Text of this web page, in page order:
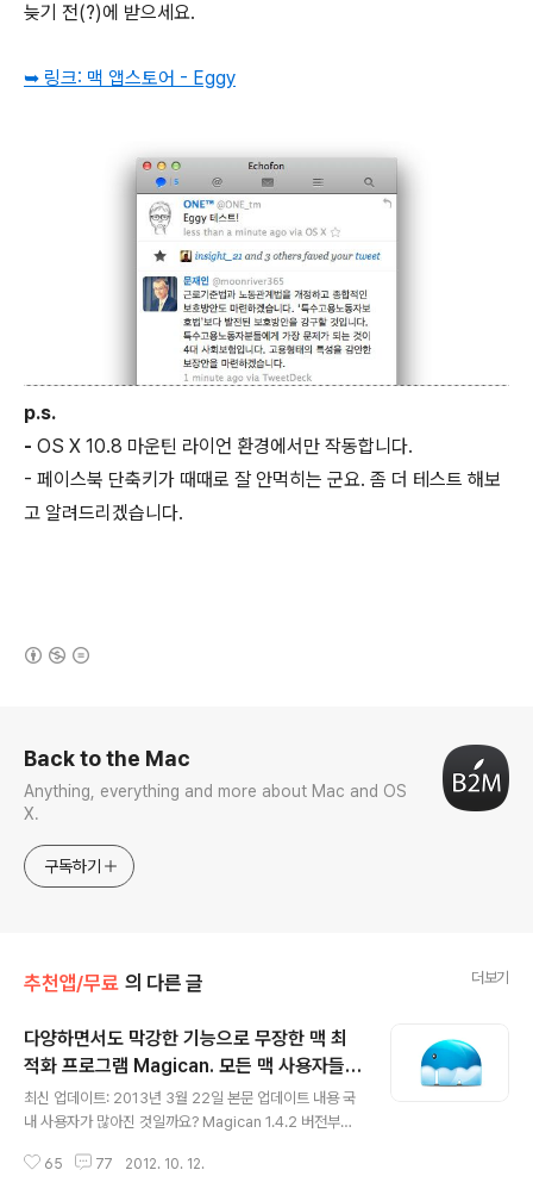
늦기 전(?)에 받으세요.
➥ 링크: 맥 앱스토어 - Eggy
p.s.
- OS X 10.8 마운틴 라이언 환경에서만 작동합니다.
- 페이스북 단축키가 때때로 잘 안먹히는 군요. 좀 더 테스트 해보
고 알려드리겠습니다.
Back to the Mac
Anything, everything and more about Mac and OS
X.
구독하기
추천앱/무료 의 다른 글 더보기
다양하면서도 막강한 기능으로 무장한 맥 최
적화 프로그램 Magican. 모든 맥 사용자들에
게 추천!
최신 업데이트: 2013년 3월 22일 본문 업데이트 내용 국
내 사용자가 많아진 것일까요? Magican 1.4.2 버전부터
Mac 블로그를 운영하면서 이렇게 리뷰 요청이 많았던 프
65 77 2012. 10. 12.